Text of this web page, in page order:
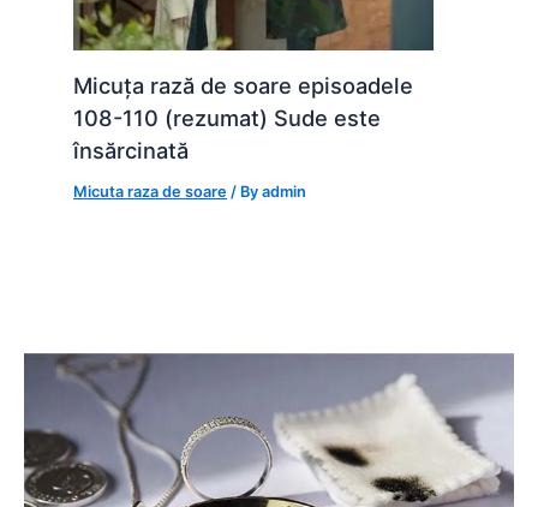
Micuța rază de soare episoadele
108-110 (rezumat) Sude este
însărcinată
Micuta raza de soare / Byadmin